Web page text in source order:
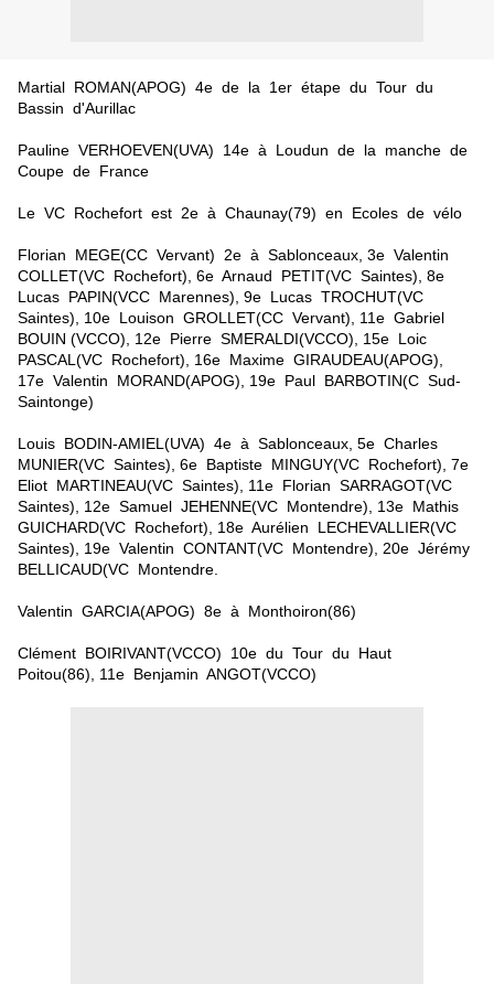
Martial ROMAN(APOG) 4e de la 1er étape du Tour du
Bassin d'Aurillac
Pauline VERHOEVEN(UVA) 14e à Loudun de la manche de
Coupe de France
Le VC Rochefort est 2e à Chaunay(79) en Ecoles de vélo
Florian MEGE(CC Vervant) 2e à Sablonceaux, 3e Valentin
COLLET(VC Rochefort), 6e Arnaud PETIT(VC Saintes), 8e
Lucas PAPIN(VCC Marennes), 9e Lucas TROCHUT(VC
Saintes), 10e Louison GROLLET(CC Vervant), 11e Gabriel
BOUIN (VCCO), 12e Pierre SMERALDI(VCCO), 15e Loic
PASCAL(VC Rochefort), 16e Maxime GIRAUDEAU(APOG),
17e Valentin MORAND(APOG), 19e Paul BARBOTIN(C Sud-
Saintonge)
Louis BODIN-AMIEL(UVA) 4e à Sablonceaux, 5e Charles
MUNIER(VC Saintes), 6e Baptiste MINGUY(VC Rochefort), 7e
Eliot MARTINEAU(VC Saintes), 11e Florian SARRAGOT(VC
Saintes), 12e Samuel JEHENNE(VC Montendre), 13e Mathis
GUICHARD(VC Rochefort), 18e Aurélien LECHEVALLIER(VC
Saintes), 19e Valentin CONTANT(VC Montendre), 20e Jérémy
BELLICAUD(VC Montendre.
Valentin GARCIA(APOG) 8e à Monthoiron(86)
Clément BOIRIVANT(VCCO) 10e du Tour du Haut
Poitou(86), 11e Benjamin ANGOT(VCCO)